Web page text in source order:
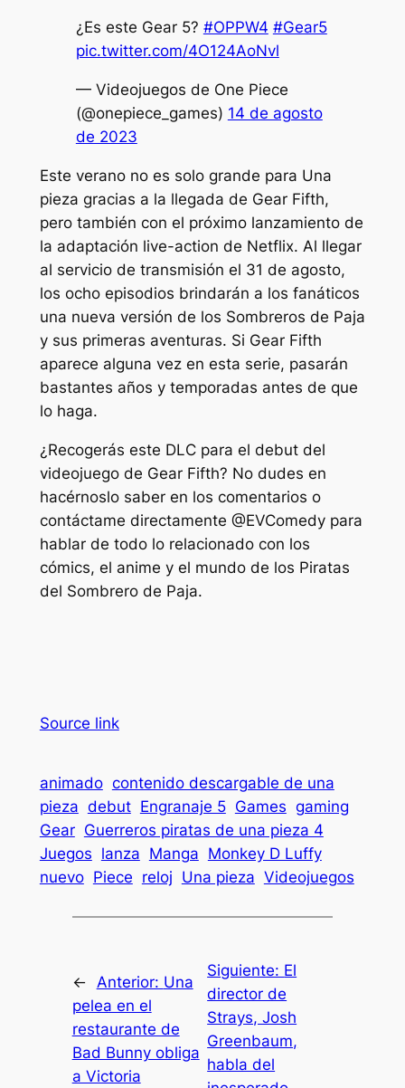
¿Es este Gear 5? #OPPW4 #Gear5
pic.twitter.com/4O124AoNvl
— Videojuegos de One Piece
(@onepiece_games) 14 de agosto
de 2023
Este verano no es solo grande para Una
pieza gracias a la llegada de Gear Fifth,
pero también con el próximo lanzamiento de
la adaptación live-action de Netflix. Al llegar
al servicio de transmisión el 31 de agosto,
los ocho episodios brindarán a los fanáticos
una nueva versión de los Sombreros de Paja
y sus primeras aventuras. Si Gear Fifth
aparece alguna vez en esta serie, pasarán
bastantes años y temporadas antes de que
lo haga.
¿Recogerás este DLC para el debut del
videojuego de Gear Fifth? No dudes en
hacérnoslo saber en los comentarios o
contáctame directamente @EVComedy para
hablar de todo lo relacionado con los
cómics, el anime y el mundo de los Piratas
del Sombrero de Paja.
Source link
animado contenido descargable de una
pieza debut Engranaje 5 Games gaming
Gear Guerreros piratas de una pieza 4
Juegos lanza Manga Monkey D Luffy
nuevo Piece reloj Una pieza Videojuegos
← Anterior: Una
pelea en el
restaurante de
Bad Bunny obliga
a Victoria
Siguiente: El
director de
Strays, Josh
Greenbaum,
habla del